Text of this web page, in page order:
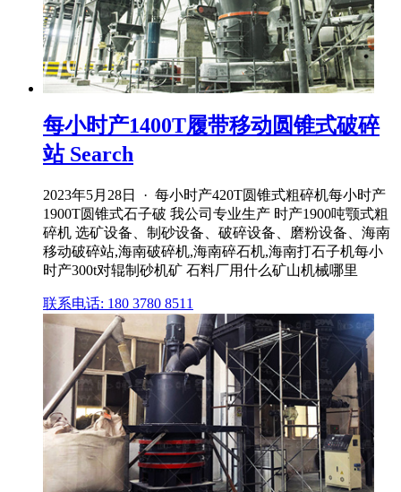
每小时产1400T履带移动圆锥式破碎
站 Search
2023年5月28日 · 每小时产420T圆锥式粗碎机每小时产
1900T圆锥式石子破 我公司专业生产 时产1900吨颚式粗
碎机 选矿设备、制砂设备、破碎设备、磨粉设备、海南
移动破碎站,海南破碎机,海南碎石机,海南打石子机每小
时产300t对辊制砂机矿 石料厂用什么矿山机械哪里
联系电话: 180 3780 8511